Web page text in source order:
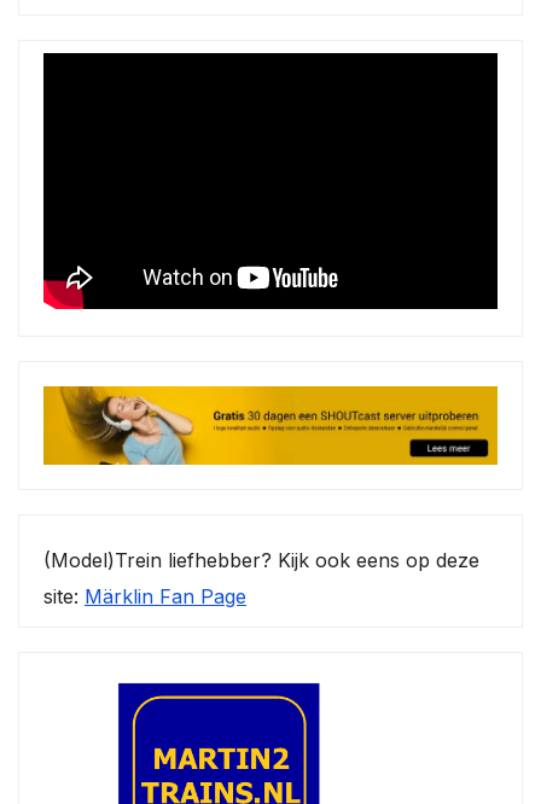
(Model)Trein liefhebber? Kijk ook eens op deze
site: Märklin Fan Page